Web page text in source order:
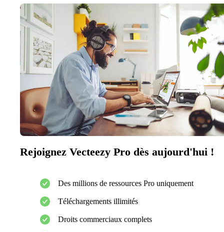
Rejoignez Vecteezy Pro dès aujourd'hui !
Des millions de ressources Pro uniquement
Téléchargements illimités
Droits commerciaux complets